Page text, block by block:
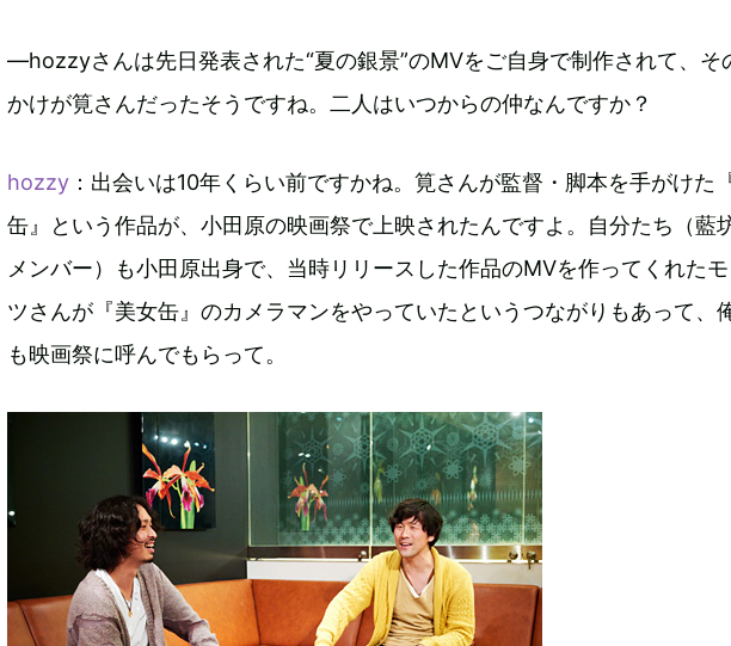
―hozzyさんは先日発表された“夏の銀景”のMVをご自身で制作されて、そ
かけが筧さんだったそうですね。二人はいつからの仲なんですか？
hozzy ：出会いは10年くらい前ですかね。筧さんが監督・脚本を手がけた
缶』という作品が、小田原の映画祭で上映されたんですよ。自分たち（藍
メンバー）も小田原出身で、当時リリースした作品のMVを作ってくれた
ツさんが『美女缶』のカメラマンをやっていたというつながりもあって、
も映画祭に呼んでもらって。